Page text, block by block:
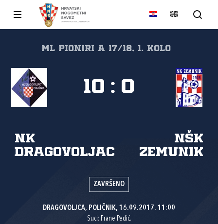
ml pioniri A 17/18, 1. kolo
NK
Dragovoljac
NŠK
Zemunik
10 : 0
ZAVRŠENO
DRAGOVOLJCA, POLIČNIK, 16.09.2017. 11:00
Suci: Frane Pedić.